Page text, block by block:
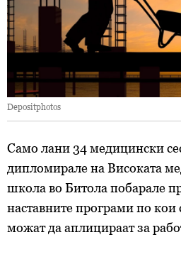
Depositphotos
Само лани 34 медицински
дипломирале на Високата
школа во Битола побарале
наставните програми по кои
можат да аплицираат за